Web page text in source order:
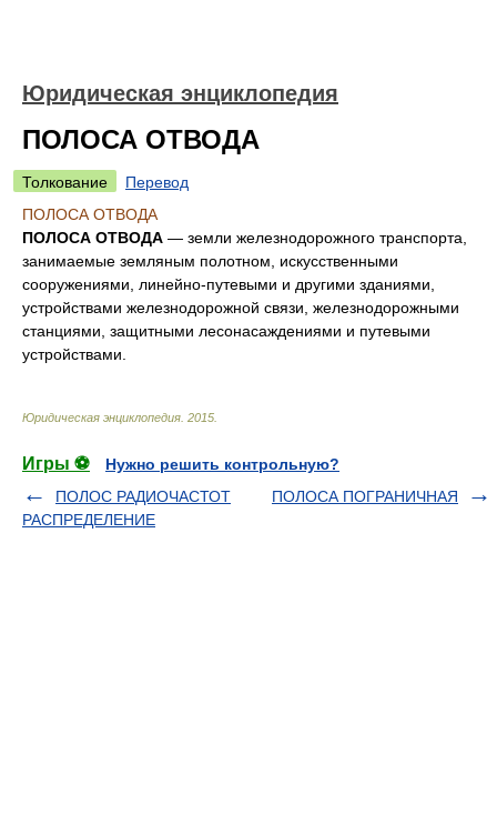
Юридическая энциклопедия
ПОЛОСА ОТВОДА
Толкование
Перевод
ПОЛОСА ОТВОДА
ПОЛОСА ОТВОДА — земли железнодорожного транспорта,
занимаемые земляным полотном, искусственными
сооружениями, линейно-путевыми и другими зданиями,
устройствами железнодорожной связи, железнодорожными
станциями, защитными лесонасаждениями и путевыми
устройствами.
Юридическая энциклопедия 2015
Игры ⚽
Нужно решить контрольную?
ПОЛОС РАДИОЧАСТОТ
РАСПРЕДЕЛЕНИЕ
ПОЛОСА ПОГРАНИЧНАЯ